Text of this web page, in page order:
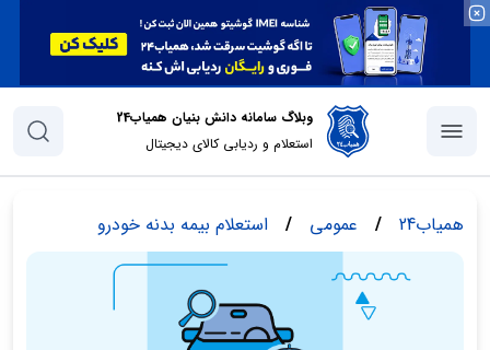
وبلاگ سامانه دانش بنیان همیاب24
استعلام و ردیابی کالای دیجیتال
همیاب24 / عمومی / استعلام بیمه بدنه خودرو